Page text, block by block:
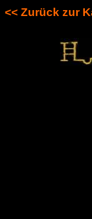
<< Zurück zur